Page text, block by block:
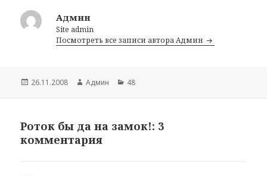
Админ
Site admin
Посмотреть все записи автора Админ
Опубликовано
26.11.2008 Автор
Админ Рубрики
48
Роток бы да на замок!: 3
комментария